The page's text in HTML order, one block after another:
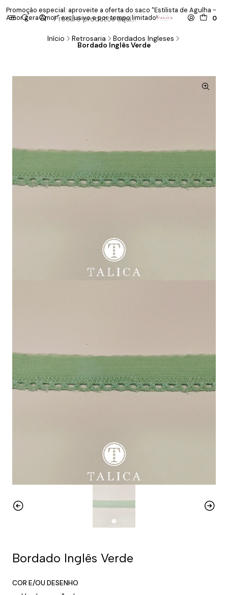
0
Promoção especial: aproveite a oferta do saco "Estilista de Agulha -
Amor gera Amor" exclusivo e por tempo limitado!
Início Retrosaria Bordados Ingleses
Bordado Inglês Verde
Bordado Inglês Verde
COR E/OU DESENHO